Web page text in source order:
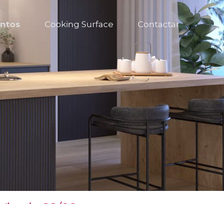
Cooking Surface Contactar